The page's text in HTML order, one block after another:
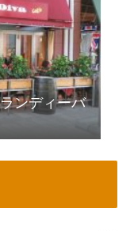
ンディーバ